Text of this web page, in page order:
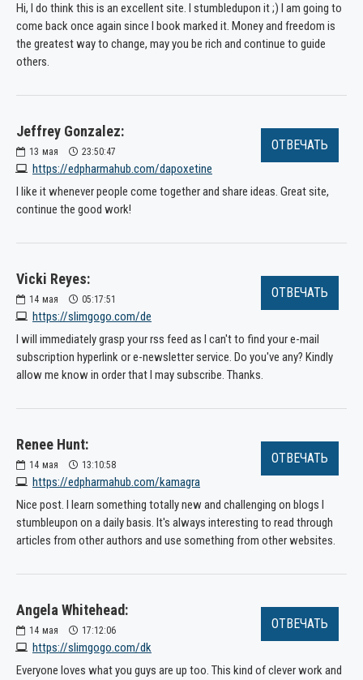
Hi, I do think this is an excellent site. I stumbledupon it ;) I am going to
come back once again since I book marked it. Money and freedom is
the greatest way to change, may you be rich and continue to guide
others.
Jeffrey Gonzalez:
13 мая 23:50:47
https://edpharmahub.com/dapoxetine
ОТВЕЧАТЬ
I like it whenever people come together and share ideas. Great site,
continue the good work!
Vicki Reyes:
14 мая 05:17:51
https://slimgogo.com/de
ОТВЕЧАТЬ
I will immediately grasp your rss feed as I can't to find your e-mail
subscription hyperlink or e-newsletter service. Do you've any? Kindly
allow me know in order that I may subscribe. Thanks.
Renee Hunt:
14 мая 13:10:58
https://edpharmahub.com/kamagra
ОТВЕЧАТЬ
Nice post. I learn something totally new and challenging on blogs I
stumbleupon on a daily basis. It's always interesting to read through
articles from other authors and use something from other websites.
Angela Whitehead:
14 мая 17:12:06
https://slimgogo.com/dk
ОТВЕЧАТЬ
Everyone loves what you guys are up too. This kind of clever work and